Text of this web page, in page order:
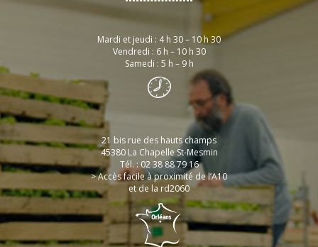
Mardi et jeudi : 4 h 30 – 10 h 30
Vendredi : 6 h – 10 h 30
Samedi : 5 h – 9 h
21 bis rue des hauts champs
45380 La Chapelle St-Mesmin
Tél. : 02 38 88 79 16
> Accès facile à proximité de l’A10
et de la rd2060